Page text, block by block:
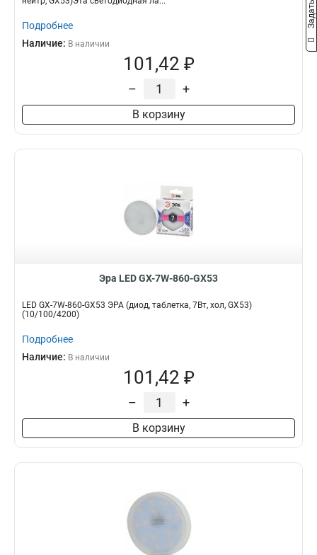
Подробнее
Наличие: В наличии
101,42 ₽
– +
В корзину
Эра LED GX-7W-860-GX53
LED GX-7W-860-GX53 ЭРА (диод, таблетка, 7Вт, хол, GX53)
(10/100/4200)
Подробнее
Наличие: В наличии
101,42 ₽
– +
В корзину